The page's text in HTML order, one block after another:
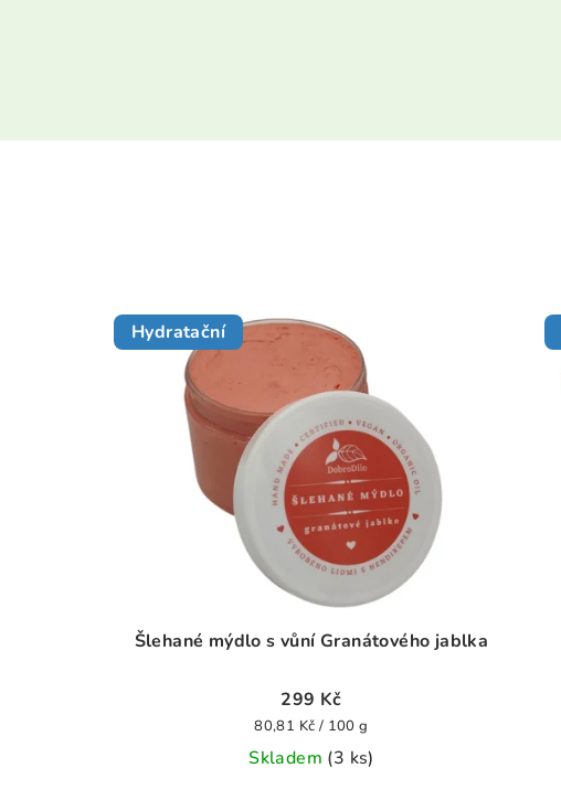
Hydratační
Šlehané mýdlo s vůní Granátového jablka
299 Kč
Měrná
cena:
80,81 Kč / 100 g
Skladem (3 ks)